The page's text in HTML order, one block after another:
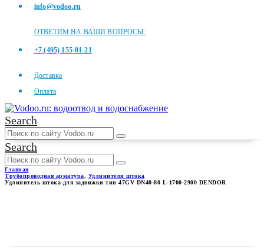
info@vodoo.ru
ОТВЕТИМ НА ВАШИ ВОПРОСЫ:
+7 (495) 155-01-21
Доставка
Оплата
Search
Search
Главная
Трубопроводная арматура, Удлинители штока
Удлинитель штока для задвижки тип 47GV DN40-80 L-1700-2900 DENDOR